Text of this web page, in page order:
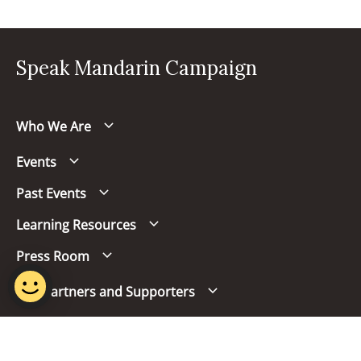
Speak Mandarin Campaign
Who We Are
Events
Past Events
Learning Resources
Press Room
Our Partners and Supporters